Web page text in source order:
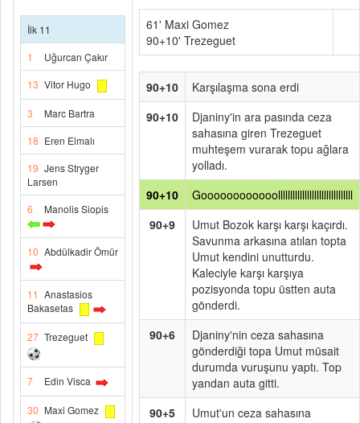
İlk 11
1
Uğurcan Çakır
13 Vitor Hugo
3
Marc Bartra
18 Eren Elmalı
19 Jens Stryger
Larsen
6
Manolis Siopis
10 Abdülkadir Ömür
11 Anastasios
Bakasetas
27 Trezeguet
7 Edin Visca
30 Maxi Gomez
61' Maxi Gomez
90+10' Trezeguet
90+10
Karşılaşma sona erdi
90+10
Djaniny'in ara pasında ceza
sahasına giren Trezeguet
muhteşem vurarak topu ağlara
yolladı.
90+10
Goooooooooooolllllllllllllllllllllllllllllll
90+9
Umut Bozok karşı karşı kaçırdı.
Savunma arkasına atılan topta
Umut kendini unutturdu.
Kaleciyle karşı karşıya
pozisyonda topu üstten auta
gönderdi.
90+6
Djaniny'nin ceza sahasına
gönderdiği topa Umut müsait
durumda vuruşunu yaptı. Top
yandan auta gitti.
90+5
Umut'un ceza sahasına